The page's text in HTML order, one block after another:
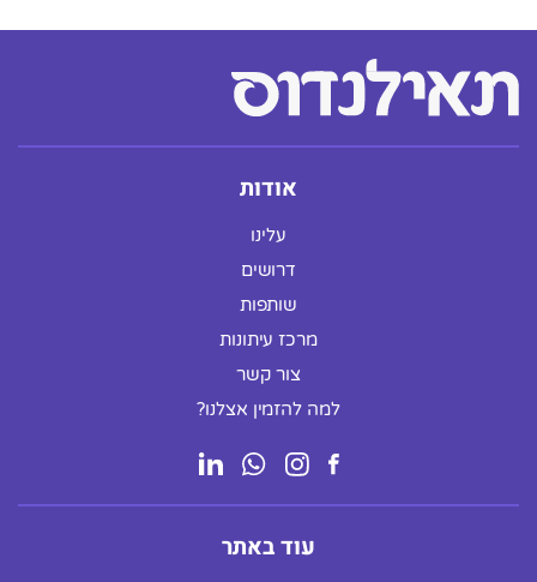
אודות
עלינו
דרושים
שותפות
מרכז עיתונות
צור קשר
למה להזמין אצלנו?
עוד באתר